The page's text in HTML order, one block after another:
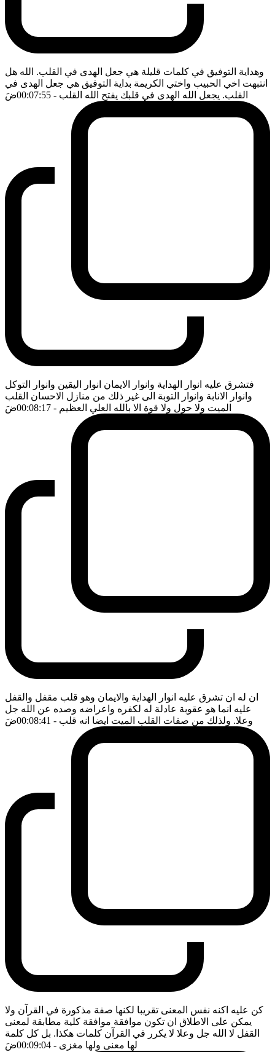
وهداية التوفيق في كلمات قليلة هي جعل الهدى في القلب. الله هل
انتبهت اخي الحبيب واختي الكريمة بداية التوفيق هي جعل الهدى في
القلب. يجعل الله الهدى في قلبك يفتح الله القلب - 00:07:55 ضَ
فتشرق عليه انوار الهداية وانوار الايمان انوار اليقين وانوار التوكل
وانوار الانابة وانوار التوبة الى غير ذلك من منازل الاحسان القلب
الميت ولا حول ولا قوة الا بالله العلي العظيم - 00:08:17 ضَ
ان له ان تشرق عليه انوار الهداية والايمان وهو قلب مقفل والقفل
عليه انما هو عقوبة عادلة له لكفره واعراضه وصده عن الله جل
وعلا. ولذلك من صفات القلب الميت ايضا انه قلب - 00:08:41 ضَ
كن عليه اكنه نفس المعنى تقريبا لكنها صفة مذكورة في القرآن ولا
يمكن على الاطلاق ان تكون موافقة موافقة كلية مطابقة لمعنى
القفل لا الله جل وعلا لا يكرر في القرآن كلمات هكذا. بل كل كلمة
لها معنى ولها مغزى - 00:09:04 ضَ